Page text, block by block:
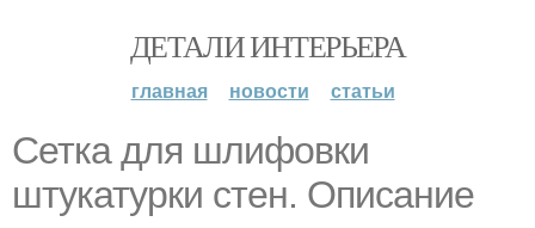
ДЕТАЛИ ИНТЕРЬЕРА
главная новости статьи
Сетка для шлифовки
штукатурки стен. Описание